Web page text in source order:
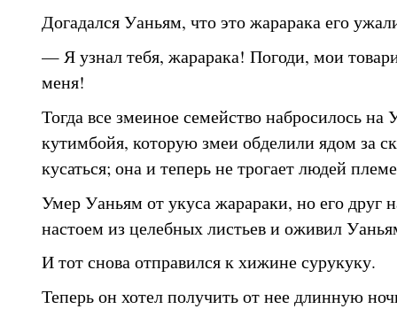
Догадался Уаньям, что это жарарака его
— Я узнал тебя, жарарака! Погоди, мои
меня!
Тогда все змеиное семейство набросилось на
кутимбойя, которую змеи обделили ядом за
кусаться; она и теперь не трогает людей
Умер Уаньям от укуса жарараки, но его друг
настоем из целебных листьев и оживил
И тот снова отправился к хижине сурукуку.
Теперь он хотел получить от нее длинную